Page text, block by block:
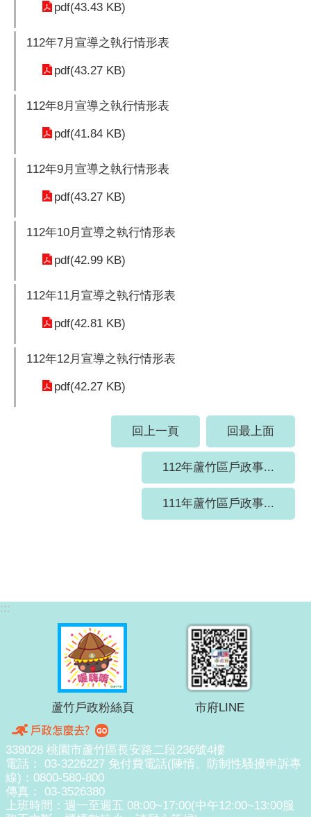
pdf(43.43 KB)
112年7月宣導之執行情形表
pdf(43.27 KB)
112年8月宣導之執行情形表
pdf(41.84 KB)
112年9月宣導之執行情形表
pdf(43.27 KB)
112年10月宣導之執行情形表
pdf(42.99 KB)
112年11月宣導之執行情形表
pdf(42.81 KB)
112年12月宣導之執行情形表
pdf(42.27 KB)
回上一頁 回最上面
112年蘆竹區戶政事...
111年蘆竹區戶政事...
:::
蘆竹戶政粉絲頁 市府LINE
338028 桃園市蘆竹區長安路二段236號4樓
電話： 03-3226227 免付費電話(陳情、防制性騷擾申訴專
線)：0800-580-800
傳真： 03-3526380
上班時間：週一至週五 08:00~17:00(中午12:00~13:00服